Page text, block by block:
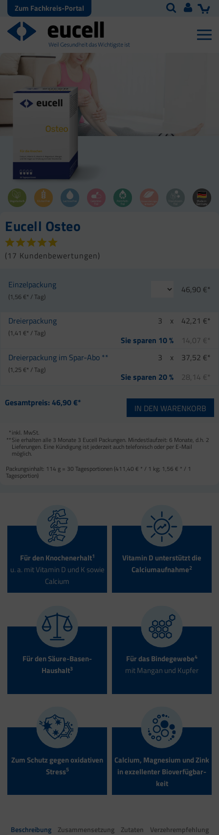
Zum Fachkreis-Portal
Eucell Osteo
(17 Kundenbewertungen)
Einzelpackung
(1,56 €* / Tag)
46,90 €*
Dreierpackung
(1,41 €* / Tag)
3
x
Sie sparen 10 %
42,21 €*
14,07 €*
Dreierpackung im Spar-Abo **
(1,25 €* / Tag)
3
x
Sie sparen 20 %
37,52 €*
28,14 €*
Gesamtpreis: 46,90 €* IN DEN WARENKORB
*inkl. MwSt.
**Sie erhalten alle 3 Monate 3 Eucell Packungen. Mindestlaufzeit: 6 Monate, d.h. 2
Lieferungen. Eine Kündigung ist jederzeit auch telefonisch oder per E-Mail
möglich.
Packungsinhalt: 114 g = 30 Tagesportionen (411,40 € * / 1 kg; 1,56 € * / 1
Tagesportion)
Für den Knochen­erhalt1
u. a. mit Vitamin D und K sowie
Calcium
Vitamin D unterstützt die
Calcium­aufnahme2
Für den Säure-Basen-
Haushalt3
Für das Binde­gewebe4
mit Mangan und Kupfer
Zum Schutz gegen oxidativen
Stress5
Calcium, Magnesium und Zink
in exzellenter Bio­verfügbar­
keit
Beschreibung Zusammensetzung Zutaten
Verzehrempfehlung